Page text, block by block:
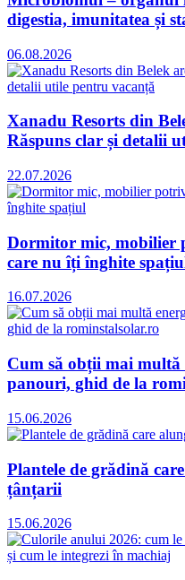
digestia, imunitatea și
06.08.2026
Xanadu Resorts din
Răspuns clar și detalii
22.07.2026
Dormitor mic, mobilier
care nu îți înghite
16.07.2026
Cum să obții mai multă
panouri, ghid de la
15.06.2026
Plantele de grădină
țânțarii
15.06.2026